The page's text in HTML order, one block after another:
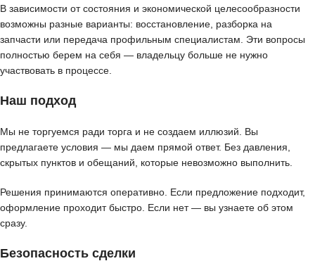
В зависимости от состояния и экономической целесообразности
возможны разные варианты: восстановление, разборка на
запчасти или передача профильным специалистам. Эти вопросы
полностью берем на себя — владельцу больше не нужно
участвовать в процессе.
Наш подход
Мы не торгуемся ради торга и не создаем иллюзий. Вы
предлагаете условия — мы даем прямой ответ. Без давления,
скрытых пунктов и обещаний, которые невозможно выполнить.
Решения принимаются оперативно. Если предложение подходит,
оформление проходит быстро. Если нет — вы узнаете об этом
сразу.
Безопасность сделки